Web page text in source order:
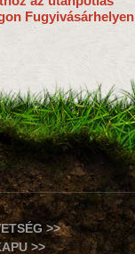
Fugyivásárhelyen
>>
>>